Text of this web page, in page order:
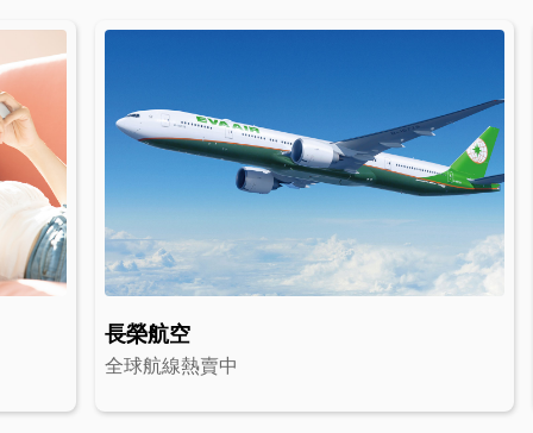
長榮航空
全球航線熱賣中